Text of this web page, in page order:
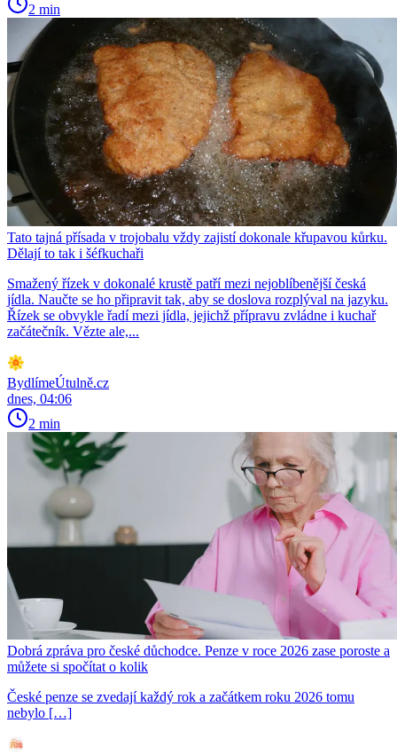
2 min
Tato tajná přísada v trojobalu vždy zajistí dokonale křupavou kůrku.
Dělají to tak i šéfkuchaři
Smažený řízek v dokonalé krustě patří mezi nejoblíbenější česká
jídla. Naučte se ho připravit tak, aby se doslova rozplýval na jazyku.
Řízek se obvykle řadí mezi jídla, jejichž přípravu zvládne i kuchař
začátečník. Vězte ale,...
BydlímeÚtulně.cz
dnes, 04:06
2 min
Dobrá zpráva pro české důchodce. Penze v roce 2026 zase poroste a
můžete si spočítat o kolik
České penze se zvedají každý rok a začátkem roku 2026 tomu
nebylo […]